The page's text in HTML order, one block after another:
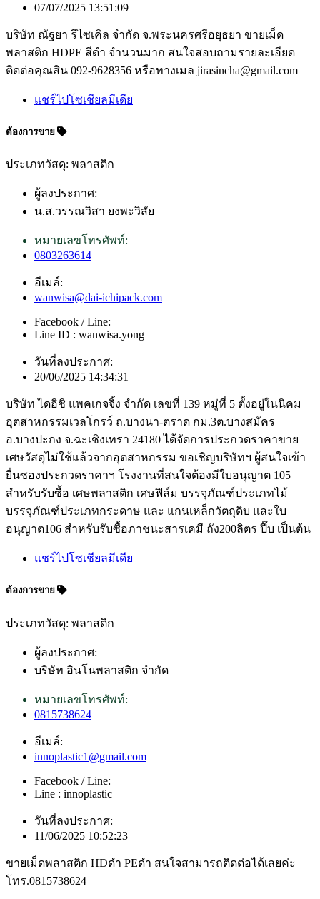
07/07/2025 13:51:09
บริษัท ณัฐยา รีไซเคิล จำกัด จ.พระนครศรีอยุธยา ขายเม็ด
พลาสติก HDPE สีดำ จำนวนมาก สนใจสอบถามรายละเอียด
ติดต่อคุณสิน 092-9628356 หรือทางเมล jirasincha@gmail.com
แชร์ไปโซเชียลมีเดีย
ต้องการขาย
ประเภทวัสดุ: พลาสติก
ผู้ลงประกาศ:
น.ส.วรรณวิสา ยงพะวิสัย
หมายเลขโทรศัพท์:
0803263614
อีเมล์:
wanwisa@dai-ichipack.com
Facebook / Line:
Line ID : wanwisa.yong
วันที่ลงประกาศ:
20/06/2025 14:34:31
บริษัท ไดอิชิ แพคเกจจิ้ง จำกัด เลขที่ 139 หมู่ที่ 5 ตั้งอยู่ในนิคม
อุตสาหกรรมเวลโกรว์ ถ.บางนา-ตราด กม.3ต.บางสมัคร
อ.บางปะกง จ.ฉะเชิงเทรา 24180 ได้จัดการประกวดราคาขาย
เศษวัสดุไม่ใช้แล้วจากอุตสาหกรรม ขอเชิญบริษัทฯ ผู้สนใจเข้า
ยื่นซองประกวดราคาฯ โรงงานที่สนใจต้องมีใบอนุญาต 105
สำหรับรับซื้อ เศษพลาสติก เศษฟิล์ม บรรจุภัณฑ์ประเภทไม้
บรรจุภัณฑ์ประเภทกระดาษ และ แกนเหล็กวัตถุดิบ และใบ
อนุญาต106 สำหรับรับซื้อภาชนะสารเคมี ถัง200ลิตร ปี๊บ เป็นต้น
แชร์ไปโซเชียลมีเดีย
ต้องการขาย
ประเภทวัสดุ: พลาสติก
ผู้ลงประกาศ:
บริษัท อินโนพลาสติก จำกัด
หมายเลขโทรศัพท์:
0815738624
อีเมล์:
innoplastic1@gmail.com
Facebook / Line:
Line : innoplastic
วันที่ลงประกาศ:
11/06/2025 10:52:23
ขายเม็ดพลาสติก HDดำ PEดำ สนใจสามารถติดต่อได้เลยค่ะ
โทร.0815738624